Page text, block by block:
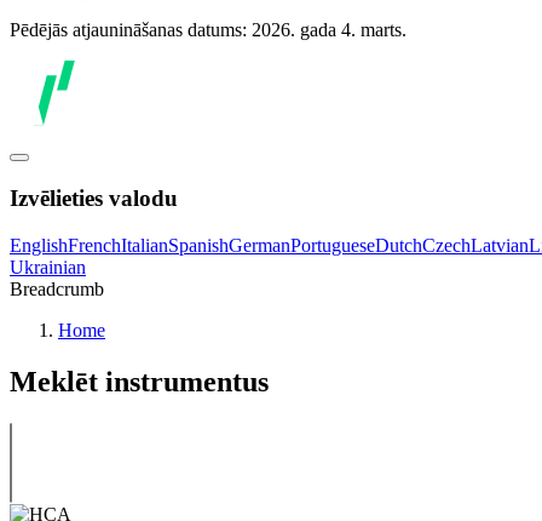
Pēdējās atjaunināšanas datums: 2026. gada 4. marts.
Izvēlieties valodu
EnglishFrenchItalianSpanishGermanPortugueseDutchCzechLatvian
Ukrainian
Breadcrumb
Home
Meklēt instrumentus